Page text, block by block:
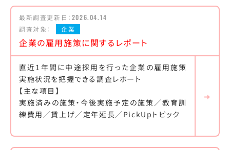
最新調査更新日： 2026.04.14
調査対象：
企業
企業の雇用施策に関するレポート
直近1年間に中途採用を行った企業の雇用施策
実施状況を把握できる調査レポート
【主な項目】
実施済みの施策・今後実施予定の施策／教育訓
練費用／賃上げ／定年延長／PickUpトピック